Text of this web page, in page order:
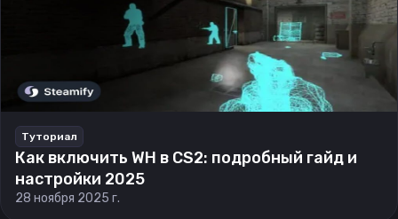
Туториал
Как включить WH в CS2: подробный гайд и
настройки 2025
28 ноября 2025 г.